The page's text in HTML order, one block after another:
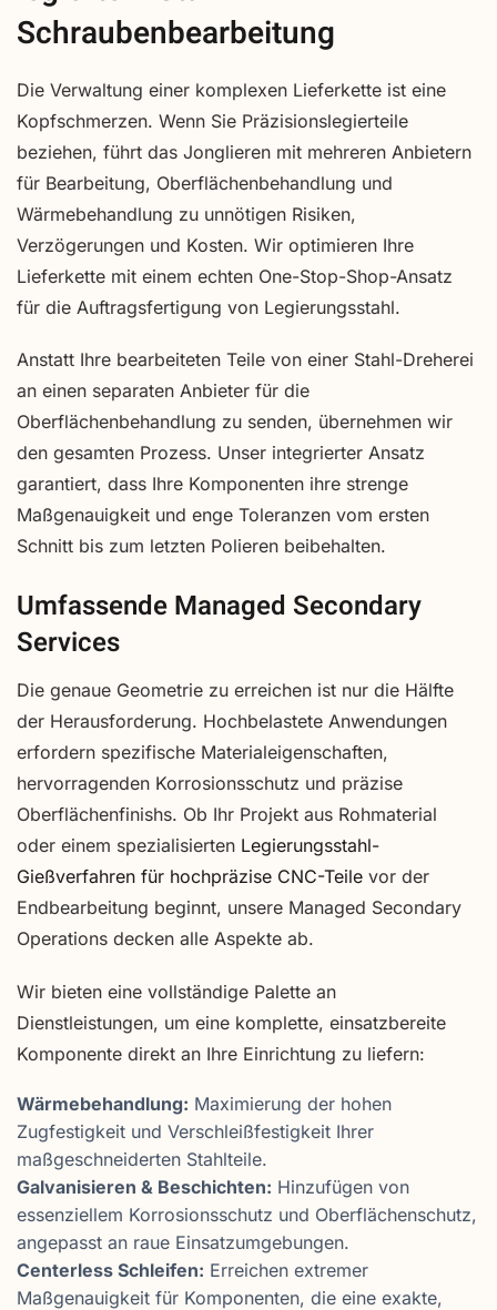
Schraubenbearbeitung
Die Verwaltung einer komplexen Lieferkette ist eine
Kopfschmerzen. Wenn Sie Präzisionslegierteile
beziehen, führt das Jonglieren mit mehreren Anbietern
für Bearbeitung, Oberflächenbehandlung und
Wärmebehandlung zu unnötigen Risiken,
Verzögerungen und Kosten. Wir optimieren Ihre
Lieferkette mit einem echten One-Stop-Shop-Ansatz
für die Auftragsfertigung von Legierungsstahl.
Anstatt Ihre bearbeiteten Teile von einer Stahl-Dreherei
an einen separaten Anbieter für die
Oberflächenbehandlung zu senden, übernehmen wir
den gesamten Prozess. Unser integrierter Ansatz
garantiert, dass Ihre Komponenten ihre strenge
Maßgenauigkeit und enge Toleranzen vom ersten
Schnitt bis zum letzten Polieren beibehalten.
Umfassende Managed Secondary
Services
Die genaue Geometrie zu erreichen ist nur die Hälfte
der Herausforderung. Hochbelastete Anwendungen
erfordern spezifische Materialeigenschaften,
hervorragenden Korrosionsschutz und präzise
Oberflächenfinishs. Ob Ihr Projekt aus Rohmaterial
oder einem spezialisierten Legierungsstahl-
Gießverfahren für hochpräzise CNC-Teile vor der
Endbearbeitung beginnt, unsere Managed Secondary
Operations decken alle Aspekte ab.
Wir bieten eine vollständige Palette an
Dienstleistungen, um eine komplette, einsatzbereite
Komponente direkt an Ihre Einrichtung zu liefern:
Wärmebehandlung: Maximierung der hohen
Zugfestigkeit und Verschleißfestigkeit Ihrer
maßgeschneiderten Stahlteile.
Galvanisieren & Beschichten: Hinzufügen von
essenziellem Korrosionsschutz und Oberflächenschutz,
angepasst an raue Einsatzumgebungen.
Centerless Schleifen: Erreichen extremer
Maßgenauigkeit für Komponenten, die eine exakte,